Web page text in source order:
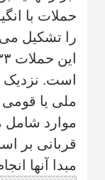
است. نزدیک
ملی یا
موارد شامل
قربانی بر
مبدا آنها